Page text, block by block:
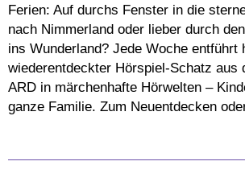
Ferien: Auf durchs Fenster in die
nach Nimmerland oder lieber durch
ins Wunderland? Jede Woche entführt
wiederentdeckter Hörspiel-Schatz aus
ARD in märchenhafte Hörwelten –
ganze Familie. Zum Neuentdecken